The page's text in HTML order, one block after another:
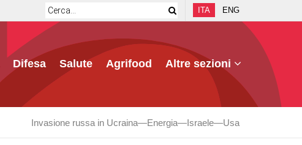
ITA ENG
Difesa Salute Agrifood Altre sezioni
Invasione russa in Ucraina Energia Israele Usa